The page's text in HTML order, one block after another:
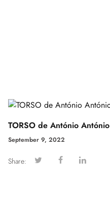
TORSO de António António
September 9, 2022
Share: